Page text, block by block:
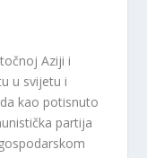
Aziji i
u svijetu i
kao potisnuto
partija